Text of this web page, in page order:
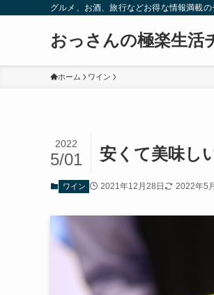
グルメ、お酒、旅行などお得な情報満載
おっさんの極楽生活
ホーム ワイン
安くて美味し
2022
5/01
ワイン 2021年12月28日 2022年5